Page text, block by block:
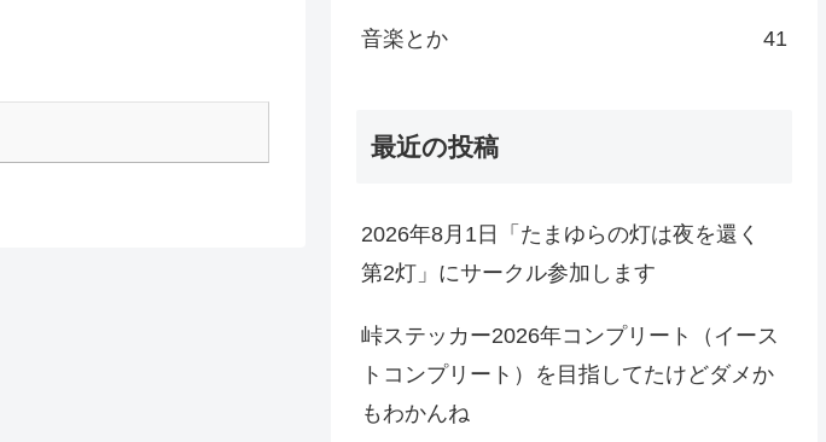
音楽とか 41
最近の投稿
2026年8月1日「たまゆらの灯は夜を還く
第2灯」にサークル参加します
峠ステッカー2026年コンプリート（イース
トコンプリート）を目指してたけどダメか
もわかんね